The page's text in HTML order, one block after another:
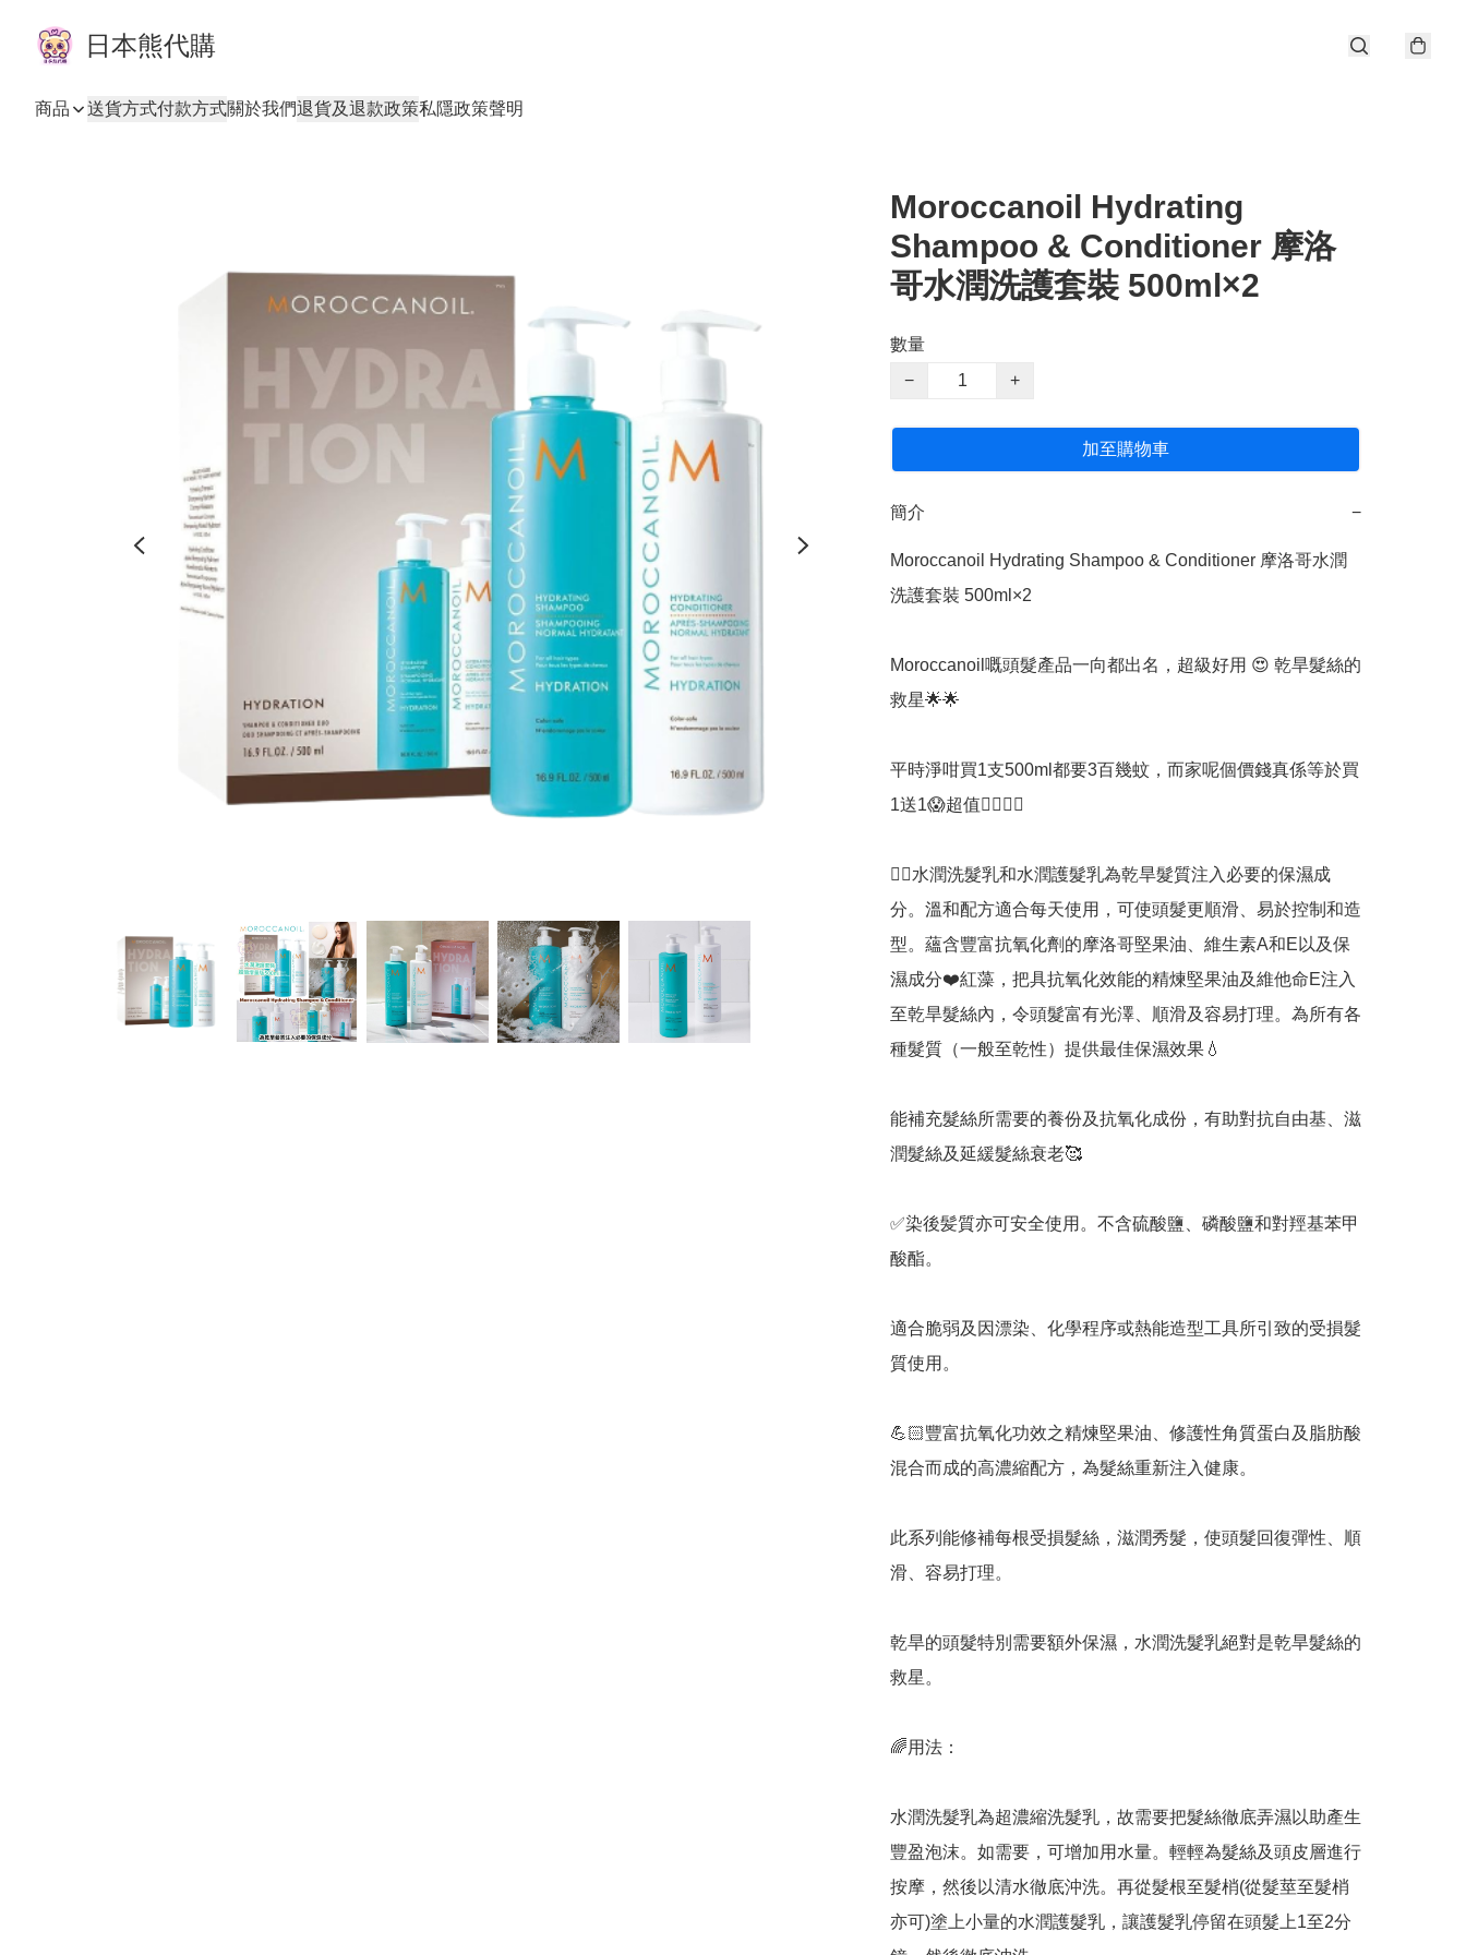
日本熊代購
商品 送貨方式付款方式關於我們退貨及退款政策私隱政策聲明
Moroccanoil Hydrating
Shampoo & Conditioner 摩洛
哥水潤洗護套裝 500ml×2
數量
−
+
加至購物車
簡介 −
Moroccanoil Hydrating Shampoo & Conditioner 摩洛哥水潤
洗護套裝 500ml×2
Moroccanoil嘅頭髮產品一向都出名，超級好用 😍 乾旱髮絲的
救星🌟🌟
平時淨咁買1支500ml都要3百幾蚊，而家呢個價錢真係等於買
1送1😱超值👍🏻👍🏻
👉🏻水潤洗髮乳和水潤護髮乳為乾旱髮質注入必要的保濕成
分。溫和配方適合每天使用，可使頭髮更順滑、易於控制和造
型。蘊含豐富抗氧化劑的摩洛哥堅果油、維生素A和E以及保
濕成分❤️紅藻，把具抗氧化效能的精煉堅果油及維他命E注入
至乾旱髮絲內，令頭髮富有光澤、順滑及容易打理。為所有各
種髮質（一般至乾性）提供最佳保濕效果💧
能補充髮絲所需要的養份及抗氧化成份，有助對抗自由基、滋
潤髮絲及延緩髮絲衰老🥰
✅染後髪質亦可安全使用。不含硫酸鹽、磷酸鹽和對羥基苯甲
酸酯。
適合脆弱及因漂染、化學程序或熱能造型工具所引致的受損髮
質使用。
💪🏻豐富抗氧化功效之精煉堅果油、修護性角質蛋白及脂肪酸
混合而成的高濃縮配方，為髮絲重新注入健康。
此系列能修補每根受損髮絲，滋潤秀髮，使頭髮回復彈性、順
滑、容易打理。
乾旱的頭髮特別需要額外保濕，水潤洗髮乳絕對是乾旱髮絲的
救星。
🌈用法：
水潤洗髮乳為超濃縮洗髮乳，故需要把髮絲徹底弄濕以助產生
豐盈泡沫。如需要，可增加用水量。輕輕為髮絲及頭皮層進行
按摩，然後以清水徹底沖洗。再從髮根至髮梢(從髮莖至髮梢
亦可)塗上小量的水潤護髮乳，讓護髮乳停留在頭髮上1至2分